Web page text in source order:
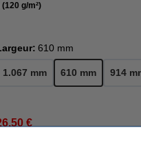
g/m²)
610 mm
1.067 mm 610 mm 914
€